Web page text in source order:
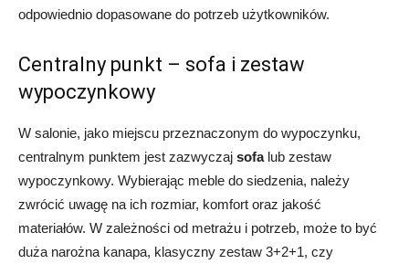
odpowiednio dopasowane do potrzeb użytkowników.
Centralny punkt – sofa i zestaw
wypoczynkowy
W salonie, jako miejscu przeznaczonym do wypoczynku,
centralnym punktem jest zazwyczaj sofalub zestaw
wypoczynkowy. Wybierając meble do siedzenia, należy
zwrócić uwagę na ich rozmiar, komfort oraz jakość
materiałów. W zależności od metrażu i potrzeb, może to być
duża narożna kanapa, klasyczny zestaw 3+2+1, czy